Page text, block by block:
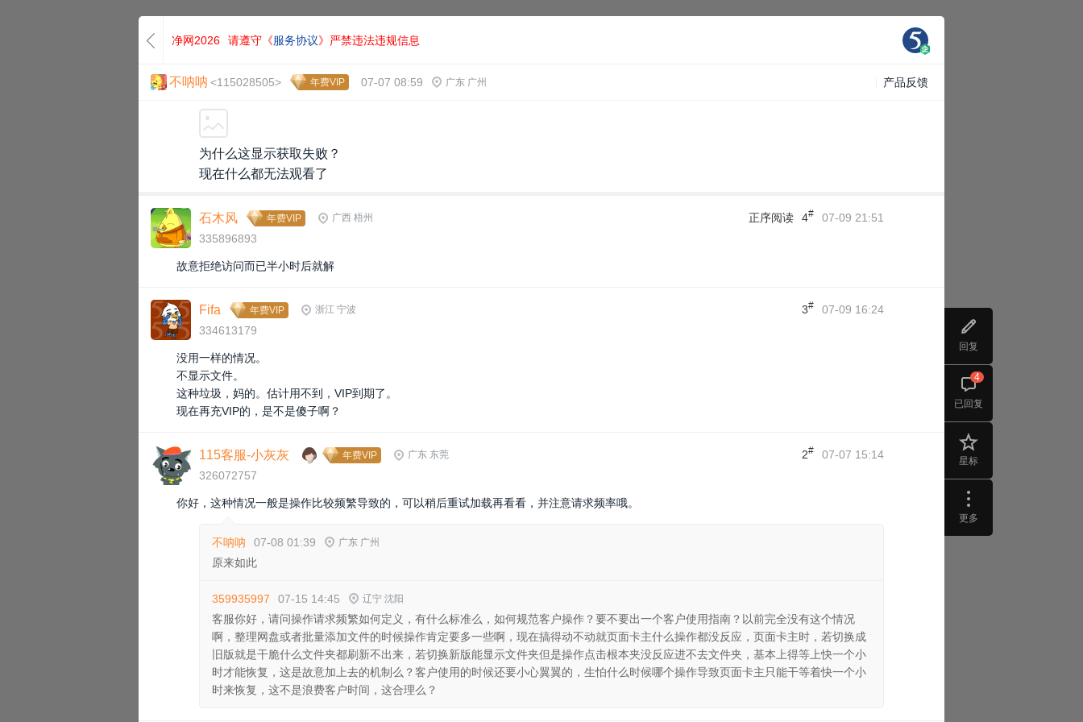
回复
已回复
4
星标
更多
净网2026 请遵守《服务协议》严禁违法违规信息
不呐呐 <115028505> 年费VIP 07-07 08:59 广东 广州 产品反馈
为什么这显示获取失败？
现在什么都无法观看了
石木风 年费VIP 广西 梧州
335896893
正序阅读 4# 07-09 21:51
故意拒绝访问而已半小时后就解
Fifa 年费VIP 浙江 宁波
334613179
3# 07-09 16:24
没用一样的情况。
不显示文件。
这种垃圾，妈的。估计用不到，VIP到期了。
现在再充VIP的，是不是傻子啊？
115客服-小灰灰 年费VIP 广东 东莞
326072757
2# 07-07 15:14
你好，这种情况一般是操作比较频繁导致的，可以稍后重试加载再看看，并注意请求频率哦。
不呐呐 07-08 01:39 广东 广州
原来如此
359935997 07-15 14:45 辽宁 沈阳
客服你好，请问操作请求频繁如何定义，有什么标准么，如何规范客户操作？要不要出一个客户使用指南？以前完全没有这个情况
啊，整理网盘或者批量添加文件的时候操作肯定要多一些啊，现在搞得动不动就页面卡主什么操作都没反应，页面卡主时，若切换成
旧版就是干脆什么文件夹都刷新不出来，若切换新版能显示文件夹但是操作点击根本夹没反应进不去文件夹，基本上得等上快一个小
时才能恢复，这是故意加上去的机制么？客户使用的时候还要小心翼翼的，生怕什么时候哪个操作导致页面卡主只能干等着快一个小
时来恢复，这不是浪费客户时间，这合理么？